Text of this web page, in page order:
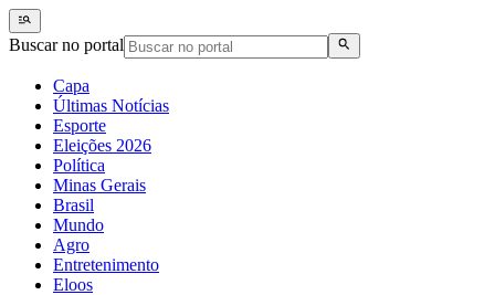
Buscar no portal
Capa
Últimas Notícias
Esporte
Eleições 2026
Política
Minas Gerais
Brasil
Mundo
Agro
Entretenimento
Eloos